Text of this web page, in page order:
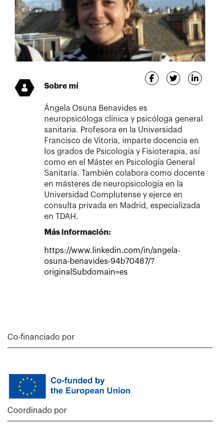
Sobre mí
Ángela Osuna Benavides es
neuropsicóloga clínica y psicóloga general
sanitaria. Profesora en la Universidad
Francisco de Vitoria, imparte docencia en
los grados de Psicología y Fisioterapia, así
como en el Máster en Psicología General
Sanitaria. También colabora como docente
en másteres de neuropsicología en la
Universidad Complutense y ejerce en
consulta privada en Madrid, especializada
en TDAH.
Más información:
https://www.linkedin.com/in/angela-
osuna-benavides-94b70487/?
originalSubdomain=es
Co-financiado por
Coordinado por